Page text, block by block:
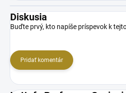
Diskusia
Buďte prvý, kto napíše príspevok k
Pridať komentár